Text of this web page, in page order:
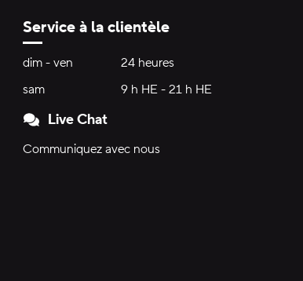
Service à la clientèle
Heures d'ouverture:
dim - ven dimanche à vendredi
24 heures
sam
9 h HE - 21 h HE
Live Chat
Communiquez avec nous